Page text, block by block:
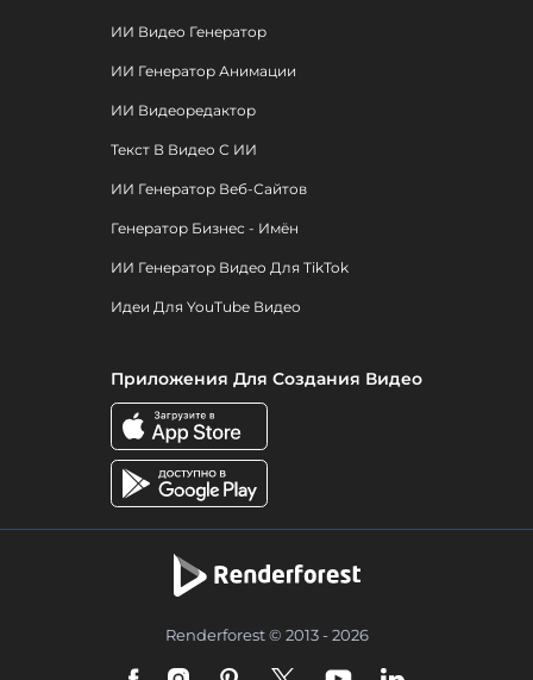
ИИ Видео Генератор
ИИ Генератор Анимации
ИИ Видеоредактор
Текст В Видео С ИИ
ИИ Генератор Веб-Сайтов
Генератор Бизнес - Имён
ИИ Генератор Видео Для TikTok
Идеи Для YouTube Видео
Приложения Для Создания Видео
Renderforest © 2013 - 2026